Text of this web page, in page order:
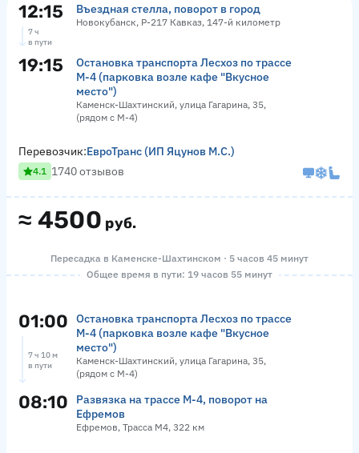
12:15 Въездная стелла, поворот в город
Новокубанск, Р-217 Кавказ, 147-й километр
7 ч
в пути
19:15
Остановка транспорта Лесхоз по трассе
М-4 (парковка возле кафе "Вкусное
место")
Каменск-Шахтинский, улица Гагарина, 35,
(рядом с М-4)
≈ 4500 руб.
Перевозчик:ЕвроТранс (ИП Яцунов М.С.)
4.1 1740 отзывов
Пересадка в Каменске-Шахтинском · 5 часов 45 минут
Общее время в пути: 19 часов 55 минут
01:00
Остановка транспорта Лесхоз по трассе
М-4 (парковка возле кафе "Вкусное
место")
Каменск-Шахтинский, улица Гагарина, 35,
(рядом с М-4)
7 ч 10 м
в пути
08:10
Развязка на трассе М-4, поворот на
Ефремов
Ефремов, Трасса М4, 322 км